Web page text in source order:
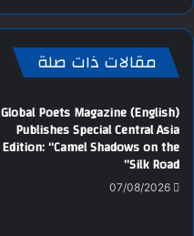
مقالات ذات صلة
(English) Global Poets Magazine
Publishes Special Central Asia
Edition: “Camel Shadows on the
Silk Road”
07/08/2026